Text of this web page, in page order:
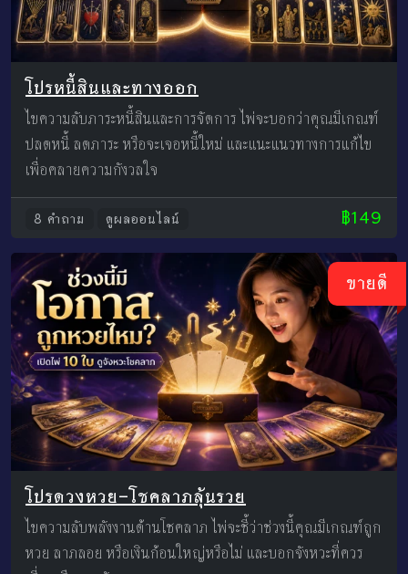
โปรหนี้สินและทางออก
ไขความลับภาระหนี้สินและการจัดการ ไพ่จะบอกว่าคุณมีเกณฑ์
ปลดหนี้ ลดภาระ หรือจะเจอหนี้ใหม่ และแนะแนวทางการแก้ไข
เพื่อคลายความกังวลใจ
8 คำถาม ดูผลออนไลน์ ฿149
ขายดี
โปรดวงหวย–โชคลาภลุ้นรวย
ไขความลับพลังงานด้านโชคลาภ ไพ่จะชี้ว่าช่วงนี้คุณมีเกณฑ์ถูก
หวย ลาภลอย หรือเงินก้อนใหญ่หรือไม่ และบอกจังหวะที่ควร